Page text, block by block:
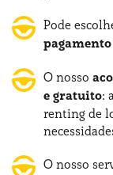
Pode
O nosso
e gratuito:
renting de
O nosso